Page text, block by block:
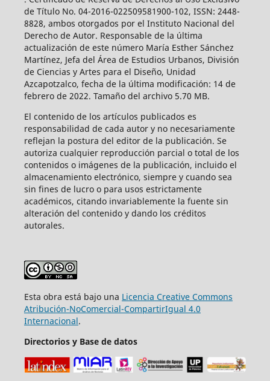
de Título No. 04-2016-022509581900-102, ISSN: 2448-
8828, ambos otorgados por el Instituto Nacional del
Derecho de Autor. Responsable de la última
actualización de este número María Esther Sánchez
Martínez, Jefa del Área de Estudios Urbanos, División
de Ciencias y Artes para el Diseño, Unidad
Azcapotzalco, fecha de la última modificación: 14 de
febrero de 2022. Tamaño del archivo 5.70 MB.
El contenido de los artículos publicados es
responsabilidad de cada autor y no necesariamente
reflejan la postura del editor de la publicación. Se
autoriza cualquier reproducción parcial o total de los
contenidos o imágenes de la publicación, incluido el
almacenamiento electrónico, siempre y cuando sea
sin fines de lucro o para usos estrictamente
académicos, citando invariablemente la fuente sin
alteración del contenido y dando los créditos
autorales.
Esta obra está bajo una Licencia Creative Commons
Atribución-NoComercial-CompartirIgual 4.0
Internacional.
Directorios y Base de datos